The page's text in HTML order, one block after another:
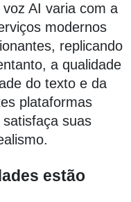
AI varia com a
modernos
replicando
a qualidade
do texto e da
plataformas
suas
estão